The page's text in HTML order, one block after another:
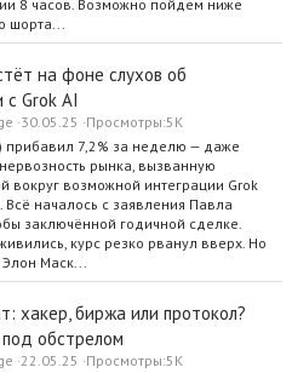
8 часов. Возможно пойдем ниже
шорта...
на фоне слухов об
с Grok AI
30.05.25 Просмотры 5K
прибавил 7,2% за неделю — даже
рынка, вызванную
вокруг возможной интеграции Grok
Всё началось с заявления Павла
заключённой годичной сделке.
курс резко рванул вверх. Но
Маск...
хакер, биржа или протокол?
под обстрелом
22.05.25 Просмотры 5K